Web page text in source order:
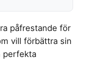
påfrestande för
vill förbättra sin
perfekta